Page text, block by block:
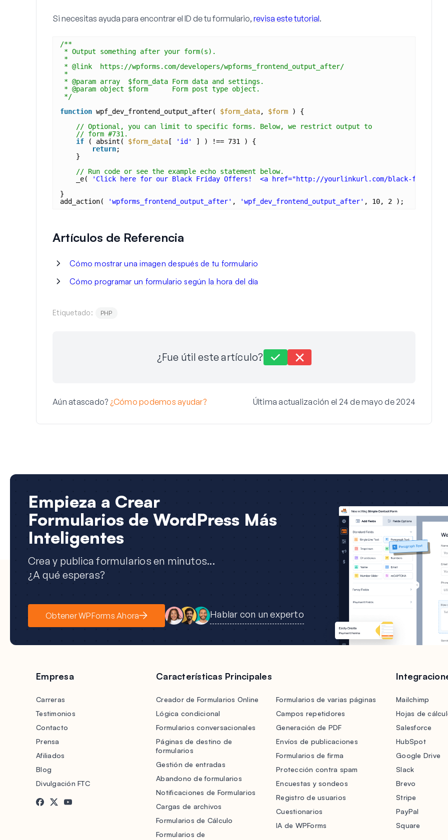
Si necesitas ayuda para encontrar el ID de tu formulario, revisa este tutorial.
/**
* Output something after your form(s).
*
* @link  https://wpforms.com/developers/wpforms_frontend_output_after/
*
* @param array  $form_data Form data and settings.
* @param object $form      Form post type object.
*/
function wpf_dev_frontend_output_after( $form_data, $form
) {
// Optional, you can limit to specific forms. Below, we restrict output to
// form #731.
if
( absint( $form_data [ 'id'
] ) !== 731 ) {
return;
}
// Run code or see the example echo statement below.
_e(
'Click here for our Black Friday Offers!  <a href="http://yourlinkurl.com/black-friday"
}
add_action(
'wpforms_frontend_output_after' , 'wpf_dev_frontend_output_after' , 10, 2 );
Artículos de Referencia
Cómo mostrar una imagen después de tu formulario
Cómo programar un formulario según la hora del día
Etiquetado: PHP
¿Fue útil este artículo?
Aún atascado? ¿Cómo podemos ayudar? Última actualización el 24 de mayo de 2024
Empieza a Crear
Formularios de WordPress Más
Inteligentes
Crea y publica formularios en minutos...
¿A qué esperas?
Obtener WPForms Ahora Hablar con un experto
Empresa
Carreras
Testimonios
Contacto
Prensa
Afiliados
Blog
Divulgación FTC
Características Principales
Creador de Formularios Online
Lógica condicional
Formularios conversacionales
Páginas de destino de
formularios
Gestión de entradas
Abandono de formularios
Notificaciones de Formularios
Cargas de archivos
Formularios de Cálculo
Formularios de
Formularios de varias páginas
Campos repetidores
Generación de PDF
Envíos de publicaciones
Formularios de firma
Protección contra spam
Encuestas y sondeos
Registro de usuarios
Cuestionarios
IA de WPForms
Mailchimp
Hojas de
Salesforce
HubSpot
Google Drive
Slack
Brevo
Stripe
PayPal
Square